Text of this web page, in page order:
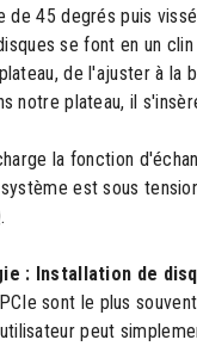
de 45 degrés puis
se font en un
de l'ajuster à
notre plateau, il
la fonction
est sous
: Installation de
sont le plus
peut